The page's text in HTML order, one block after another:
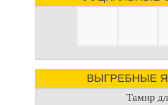
ВЫГРЕБНЫЕ
Тамир